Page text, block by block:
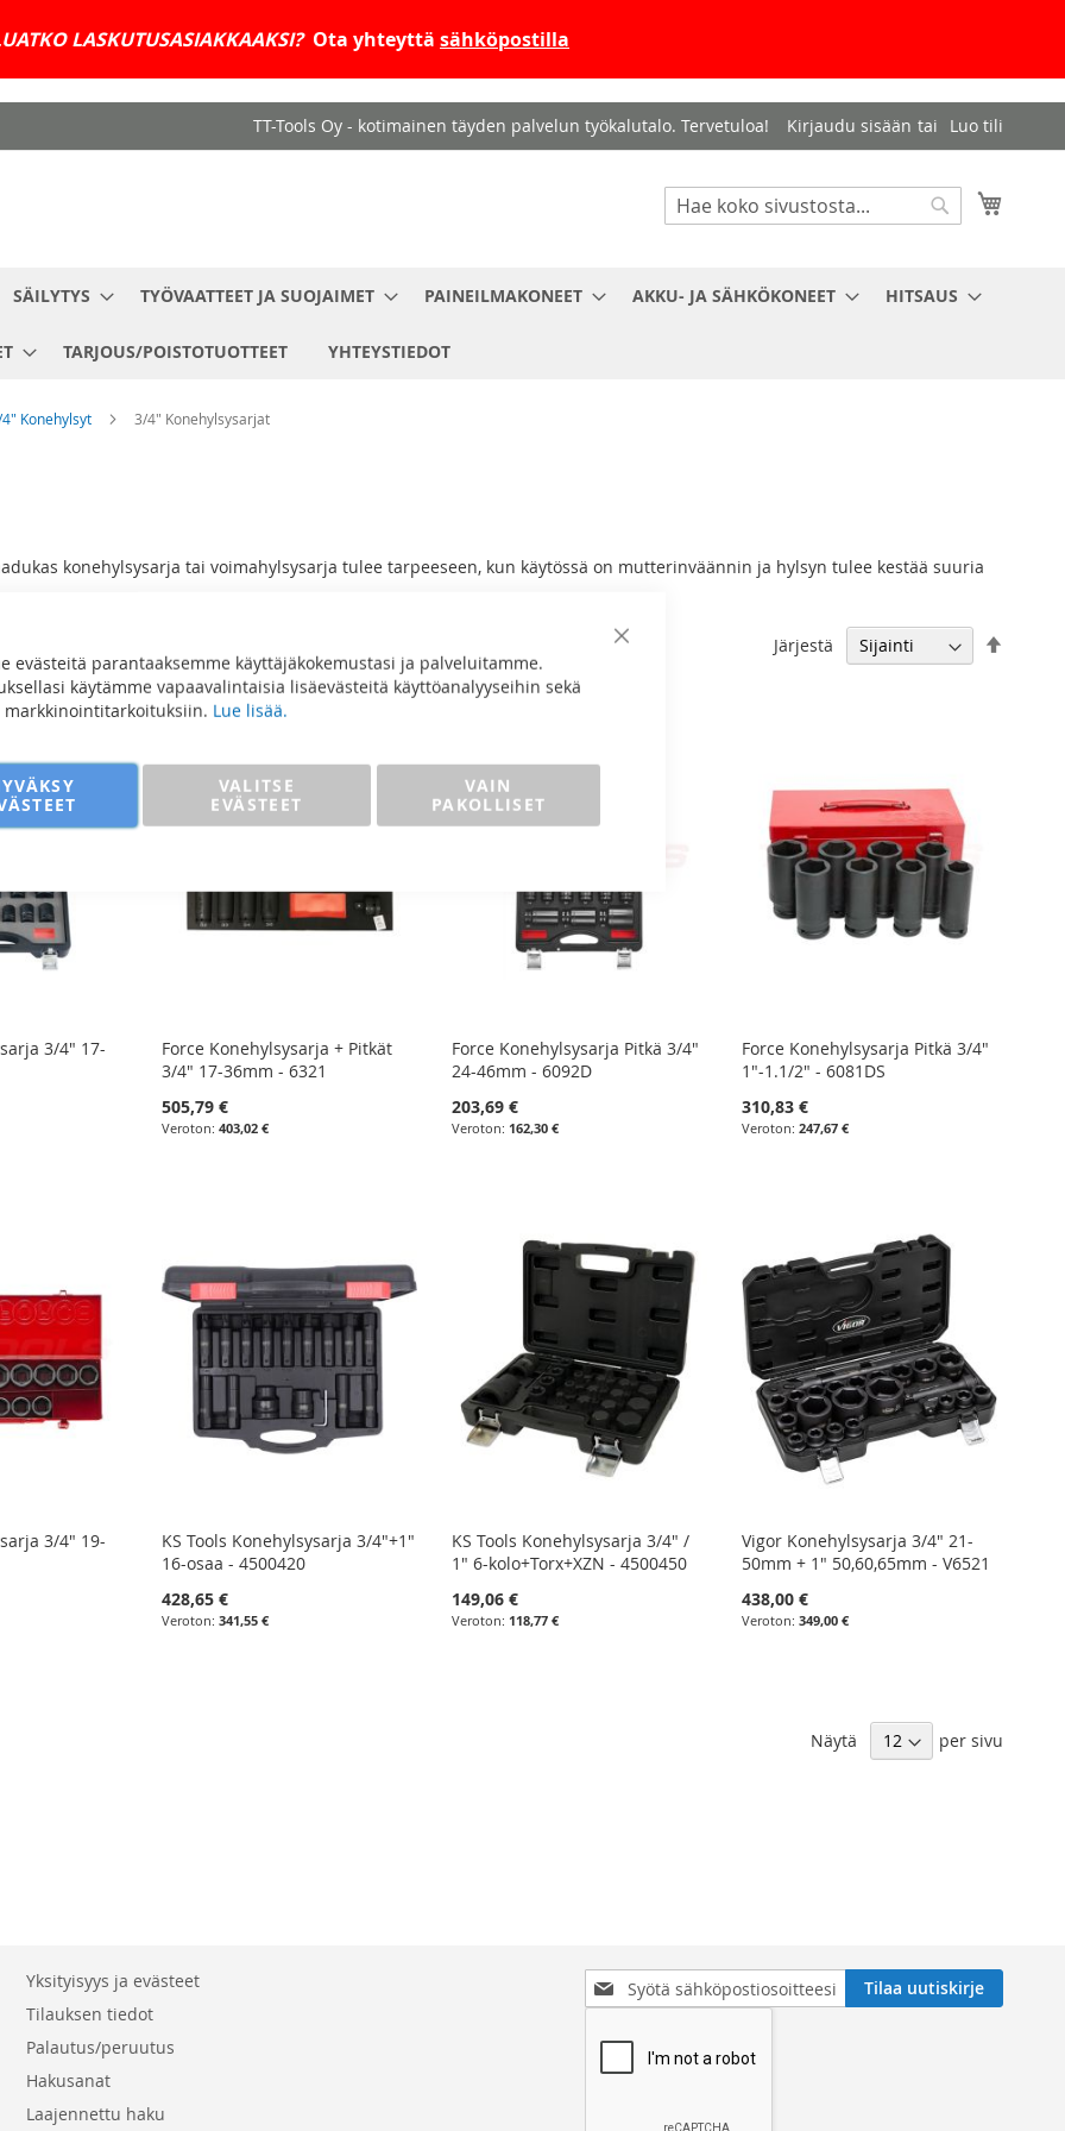
Sulje
evästeitä parantaaksemme käyttäjäkokemustasi ja palveluitamme.
käytämme vapaavalintaisia lisäevästeitä käyttöanalyyseihin sekä
markkinointitarkoituksiin. Lue lisää.
VALITSE
EVÄSTEET
VAIN
PAKOLLISET
LASKUTUSASIAKKAAKSI?Ota yhteyttä sähköpostilla
TT-Tools Oy - kotimainen täyden palvelun työkalutalo. Tervetuloa! Kirjaudu sisään Luo tili
Haku
Haku
SÄILYTYS TYÖVAATTEET JA SUOJAIMET PAINEILMAKONEET AKKU- JA SÄHKÖKONEET HITSAUS
TARJOUS/POISTOTUOTTEET YHTEYSTIEDOT
Konehylsyt 3/4" Konehylsysarjat
konehylsysarja tai voimahylsysarja tulee tarpeeseen, kun käytössä on mutterinväännin ja hylsyn tulee kestää suuria
Järjestä
3/4" 17-
Force Konehylsysarja + Pitkät
3/4" 17-36mm - 6321
505,79 €
403,02 €
Force Konehylsysarja Pitkä 3/4"
24-46mm - 6092D
203,69 €
162,30 €
Force Konehylsysarja Pitkä 3/4"
1"-1.1/2" - 6081DS
310,83 €
247,67 €
3/4" 19-
KS Tools Konehylsysarja 3/4"+1"
16-osaa - 4500420
428,65 €
341,55 €
KS Tools Konehylsysarja 3/4" /
1" 6-kolo+Torx+XZN - 4500450
149,06 €
118,77 €
Vigor Konehylsysarja 3/4" 21-
50mm + 1" 50,60,65mm - V6521
438,00 €
349,00 €
Näytä per sivu
Tilaa
uutiskirjeemme:
Tilaa uutiskirje
Yksityisyys ja evästeet
Tilauksen tiedot
Palautus/peruutus
Hakusanat
Laajennettu haku